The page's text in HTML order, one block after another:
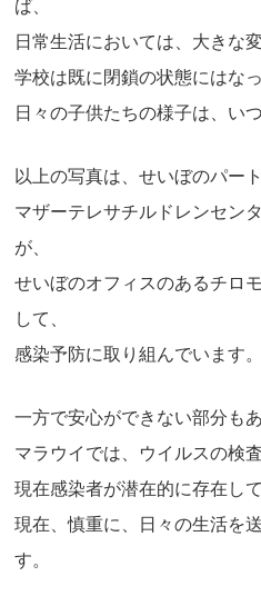
ば、
日常生活においては、大きな
学校は既に閉鎖の状態にはな
日々の子供たちの様子は、い
以上の写真は、せいぼのパー
マザーテレサチルドレンセン
が、
せいぼのオフィスのあるチロ
して、
感染予防に取り組んでいます。
一方で安心ができない部分もあ
マラウイでは、ウイルスの検
現在感染者が潜在的に存在し
現在、慎重に、日々の生活を
す。